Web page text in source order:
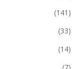
(141)
(33)
(14)